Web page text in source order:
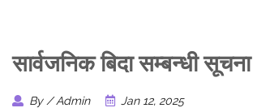
सार्वजनिक बिदा सम्बन्धी सूचना |
By / Admin Jan 12, 2025